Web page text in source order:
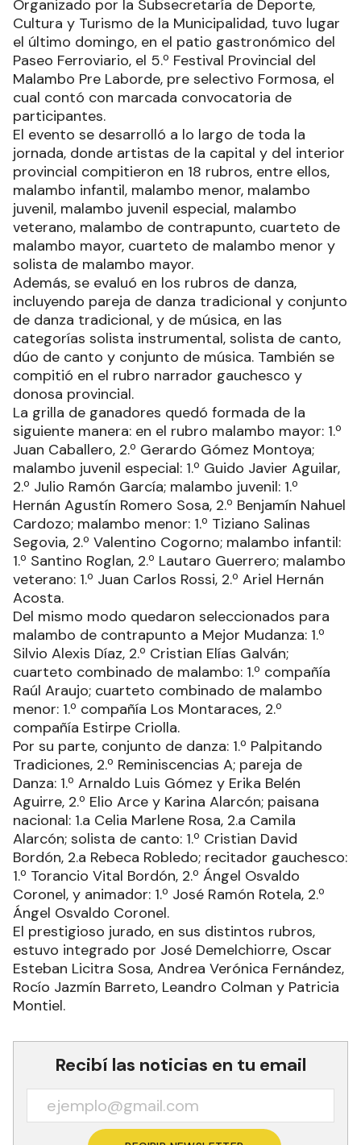
Organizado por la Subsecretaría de Deporte,
Cultura y Turismo de la Municipalidad, tuvo lugar
el último domingo, en el patio gastronómico del
Paseo Ferroviario, el 5.º Festival Provincial del
Malambo Pre Laborde, pre selectivo Formosa, el
cual contó con marcada convocatoria de
participantes.
El evento se desarrolló a lo largo de toda la
jornada, donde artistas de la capital y del interior
provincial compitieron en 18 rubros, entre ellos,
malambo infantil, malambo menor, malambo
juvenil, malambo juvenil especial, malambo
veterano, malambo de contrapunto, cuarteto de
malambo mayor, cuarteto de malambo menor y
solista de malambo mayor.
Además, se evaluó en los rubros de danza,
incluyendo pareja de danza tradicional y conjunto
de danza tradicional, y de música, en las
categorías solista instrumental, solista de canto,
dúo de canto y conjunto de música. También se
compitió en el rubro narrador gauchesco y
donosa provincial.
La grilla de ganadores quedó formada de la
siguiente manera: en el rubro malambo mayor: 1.º
Juan Caballero, 2.º Gerardo Gómez Montoya;
malambo juvenil especial: 1.º Guido Javier Aguilar,
2.º Julio Ramón García; malambo juvenil: 1.º
Hernán Agustín Romero Sosa, 2.º Benjamín Nahuel
Cardozo; malambo menor: 1.º Tiziano Salinas
Segovia, 2.º Valentino Cogorno; malambo infantil:
1.º Santino Roglan, 2.º Lautaro Guerrero; malambo
veterano: 1.º Juan Carlos Rossi, 2.º Ariel Hernán
Acosta.
Del mismo modo quedaron seleccionados para
malambo de contrapunto a Mejor Mudanza: 1.º
Silvio Alexis Díaz, 2.º Cristian Elías Galván;
cuarteto combinado de malambo: 1.º compañía
Raúl Araujo; cuarteto combinado de malambo
menor: 1.º compañía Los Montaraces, 2.º
compañía Estirpe Criolla.
Por su parte, conjunto de danza: 1.º Palpitando
Tradiciones, 2.º Reminiscencias A; pareja de
Danza: 1.º Arnaldo Luis Gómez y Erika Belén
Aguirre, 2.º Elio Arce y Karina Alarcón; paisana
nacional: 1.a Celia Marlene Rosa, 2.a Camila
Alarcón; solista de canto: 1.º Cristian David
Bordón, 2.a Rebeca Robledo; recitador gauchesco:
1.º Torancio Vital Bordón, 2.º Ángel Osvaldo
Coronel, y animador: 1.º José Ramón Rotela, 2.º
Ángel Osvaldo Coronel.
El prestigioso jurado, en sus distintos rubros,
estuvo integrado por José Demelchiorre, Oscar
Esteban Licitra Sosa, Andrea Verónica Fernández,
Rocío Jazmín Barreto, Leandro Colman y Patricia
Montiel.
Recibí las noticias en tu email